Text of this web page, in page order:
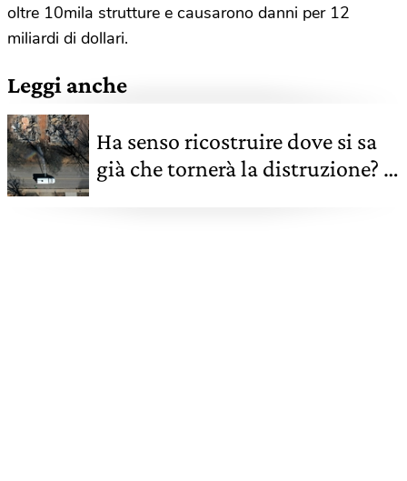
oltre 10mila strutture e causarono danni per 12
miliardi di dollari.
Leggi anche
Ha senso ricostruire dove si sa
già che tornerà la distruzione? Il